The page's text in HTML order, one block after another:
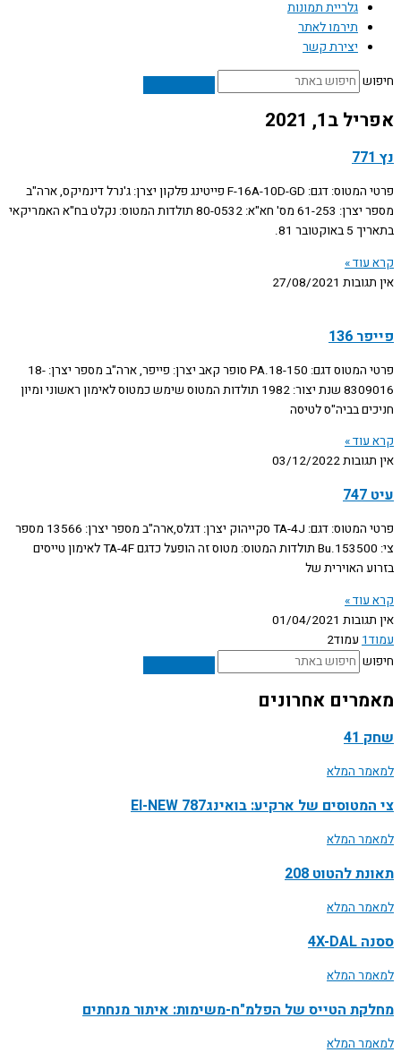
גלריית תמונות
תירמו לאתר
יצירת קשר
חיפוש
אפריל ב1, 2021
נץ 771
פרטי המטוס: דגם: F-16A-10D-GD פייטינג פלקון יצרן: ג'נרל דינמיקס, ארה"ב
מספר יצרן: 61-253 מס' חא"א: 80-0532 תולדות המטוס: נקלט בח"א האמריקאי
בתאריך 5 באוקטובר 81.
קרא עוד »
אין תגובות 27/08/2021
פייפר 136
פרטי המטוס דגם: PA.18-150 סופר קאב יצרן: פייפר, ארה"ב מספר יצרן: 18-
8309016 שנת יצור: 1982 תולדות המטוס שימש כמטוס לאימון ראשוני ומיון
חניכים בביה"ס לטיסה
קרא עוד »
אין תגובות03/12/2022
עיט 747
פרטי המטוס: דגם: TA-4J סקייהוק יצרן: דגלס,ארה"ב מספר יצרן: 13566 מספר
צי: Bu.153500 תולדות המטוס: מטוס זה הופעל כדגם TA-4F לאימון טייסים
בזרוע האוירית של
קרא עוד »
אין תגובות 01/04/2021
עמוד1 עמוד2
חיפוש
מאמרים אחרונים
שחק 41
למאמר המלא
צי המטוסים של ארקיע: בואינג787 EI-NEW
למאמר המלא
תאונת להטוט 208
למאמר המלא
ססנה 4X-DAL
למאמר המלא
מחלקת הטייס של הפלמ"ח-משימות: איתור מנחתים
למאמר המלא